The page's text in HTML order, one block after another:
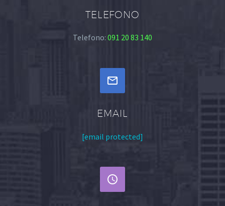
TELEFONO
Telefono: 091 20 83 140


EMAIL
[email protected]

